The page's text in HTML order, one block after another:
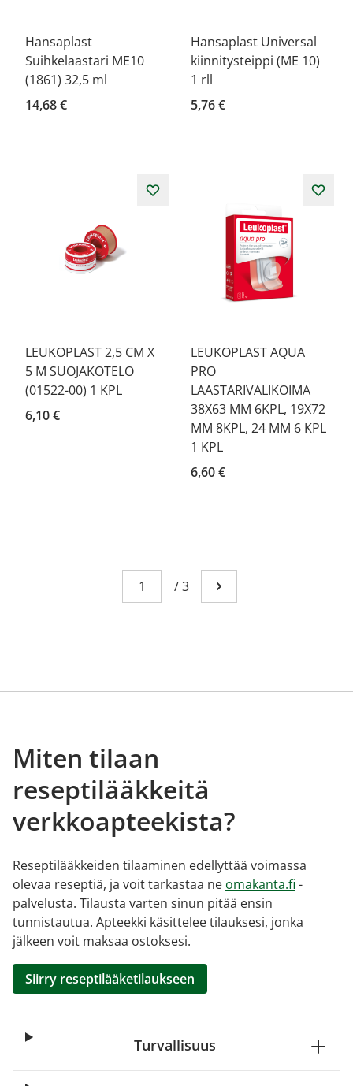
Hansaplast
Suihkelaastari ME10
(1861) 32,5 ml
14,68 €
Hansaplast Universal
kiinnitysteippi (ME 10)
1 rll
5,76 €
LEUKOPLAST 2,5 CM X
5 M SUOJAKOTELO
(01522-00) 1 KPL
6,10 €
LEUKOPLAST AQUA
PRO
LAASTARIVALIKOIMA
38X63 MM 6KPL, 19X72
MM 8KPL, 24 MM 6 KPL
1 KPL
6,60 €
Sivu
You're currently reading page 1
/3 Mene seuraavalle
Miten tilaan
reseptilääkkeitä
verkkoapteekista?
Reseptilääkkeiden tilaaminen edellyttää voimassa
olevaa reseptiä, ja voit tarkastaa ne omakanta.fi -
palvelusta. Tilausta varten sinun pitää ensin
tunnistautua. Apteekki käsittelee tilauksesi, jonka
jälkeen voit maksaa ostoksesi.
Siirry reseptilääketilaukseen
Turvallisuus